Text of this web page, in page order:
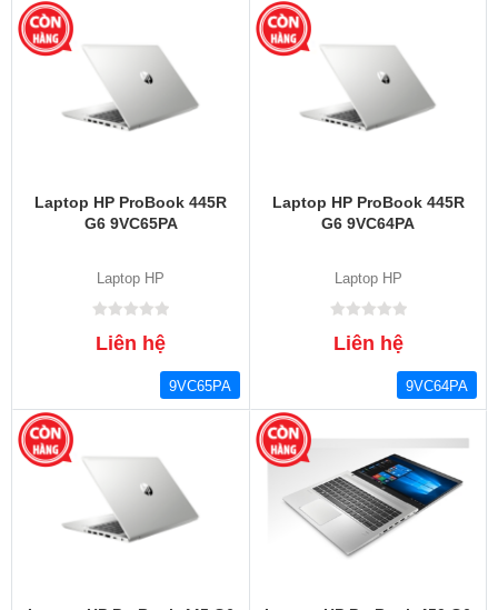
Laptop HP ProBook 445R
G6 9VC65PA
Laptop HP
Liên hệ
9VC65PA
Laptop HP ProBook 445R
G6 9VC64PA
Laptop HP
Liên hệ
9VC64PA